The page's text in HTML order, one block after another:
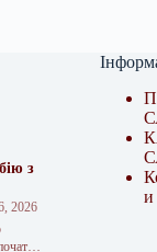
з
2026
и